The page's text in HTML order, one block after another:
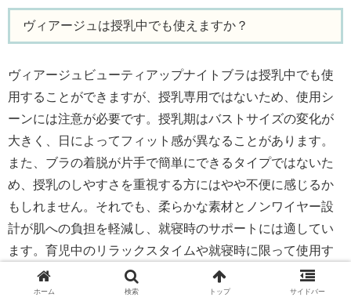
ヴィアージュは授乳中でも使えますか？
ヴィアージュビューティアップナイトブラは授乳中でも使
用することができますが、授乳専用ではないため、使用シ
ーンには注意が必要です。授乳期はバストサイズの変化が
大きく、日によってフィット感が異なることがあります。
また、ブラの着脱が片手で簡単にできるタイプではないた
め、授乳のしやすさを重視する方にはやや不便に感じるか
もしれません。それでも、柔らかな素材とノンワイヤー設
計が肌への負担を軽減し、就寝時のサポートには適してい
ます。育児中のリラックスタイムや就寝時に限って使用す
るなど、シーンを選んで取り入れると快適に使えるでしょ
う。必要に応じて、助産師や医師に相談しながら利用する
ホーム 検索 トップ サイドバー